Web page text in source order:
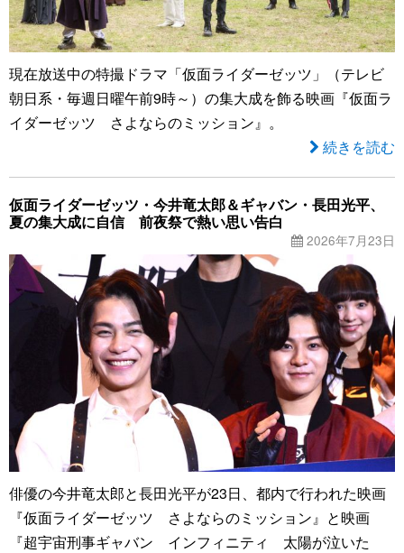
現在放送中の特撮ドラマ「仮面ライダーゼッツ」（テレビ
朝日系・毎週日曜午前9時～）の集大成を飾る映画『仮面ラ
イダーゼッツ さよならのミッション』。
続きを読む
仮面ライダーゼッツ・今井竜太郎＆ギャバン・長田光平、
夏の集大成に自信 前夜祭で熱い思い告白
2026年7月23日
俳優の今井竜太郎と長田光平が23日、都内で行われた映画
『仮面ライダーゼッツ さよならのミッション』と映画
『超宇宙刑事ギャバン インフィニティ 太陽が泣いた